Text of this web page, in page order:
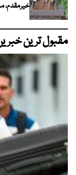
خیرمقدم،
مقبول ترین